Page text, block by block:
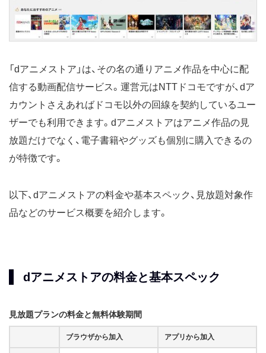
「dアニメストア」は、その名の通りアニメ作品を中心に配
信する動画配信サービス。運営元はNTTドコモですが、dア
カウントさえあればドコモ以外の回線を契約しているユー
ザーでも利用できます。dアニメストアはアニメ作品の見
放題だけでなく、電子書籍やグッズも個別に購入できるの
が特徴です。
以下、dアニメストアの料金や基本スペック、見放題対象作
品などのサービス概要を紹介します。
dアニメストアの料金と基本スペック
見放題プランの料金と無料体験期間
ブラウザから加入 アプリから加入